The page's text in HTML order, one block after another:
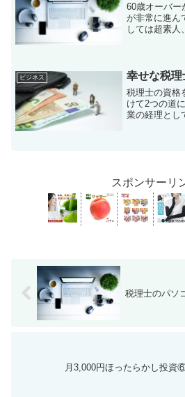
60歳オーバー
が非常に進ん
しては超素人
イダー、ルー
ビジネス 幸せな税理
税理士の資格
けて2つの道
業の経理とし
スポンサーリ
税理士のパソ
月3,000円ほったらかし投資